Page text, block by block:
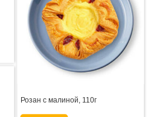
Розан с малиной, 110г